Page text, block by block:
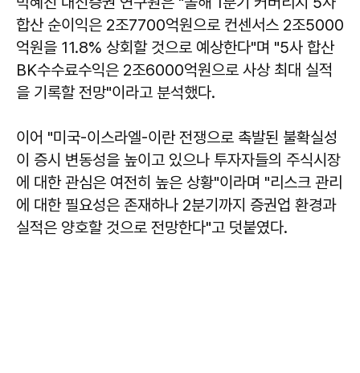
합산 순이익은 2조7700억원으로 컨센서스 2조5000
억원을 11.8% 상회할 것으로 예상한다"며 "5사 합산
BK수수료수익은 2조6000억원으로 사상 최대 실적
을 기록할 전망"이라고 분석했다.
이어 "미국-이스라엘-이란 전쟁으로 촉발된 불확실성
이 증시 변동성을 높이고 있으나 투자자들의 주식시장
에 대한 관심은 여전히 높은 상황"이라며 "리스크 관리
에 대한 필요성은 존재하나 2분기까지 증권업 환경과
실적은 양호할 것으로 전망한다"고 덧붙였다.